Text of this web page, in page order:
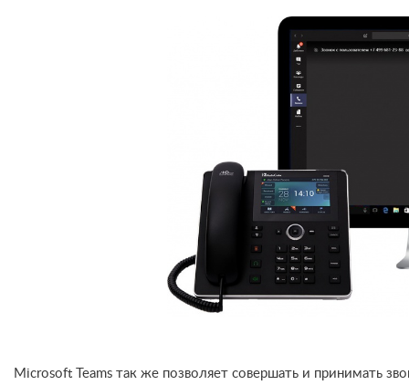
Microsoft Teams так же позволяет совершать и принимать